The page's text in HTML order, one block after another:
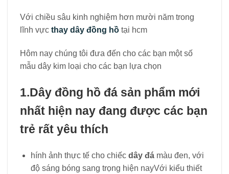
Với chiều sâu kinh nghiệm hơn mười năm trong
lĩnh vực thay dây đồng hồ tại hcm
Hôm nay chúng tôi đưa đến cho các bạn một số
mẫu dây kim loại cho các bạn lựa chọn
1.Dây đồng hồ đá sản phẩm mới
nhất hiện nay đang được các bạn
trẻ rất yêu thích
hính ảnh thực tế cho chiếcdây đámàu đen, với
độ sáng bóng sang trọng hiện nayVới kiểu thiết